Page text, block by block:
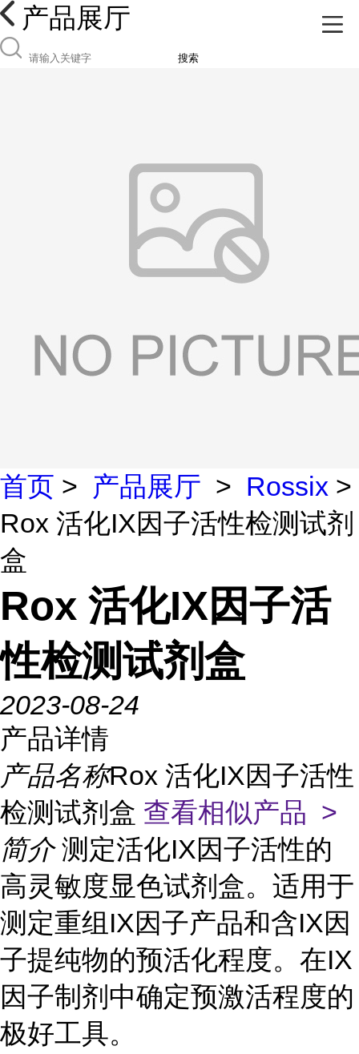
产品展厅
搜索
首页 > 产品展厅 > Rossix >
Rox 活化IX因子活性检测试剂
盒
Rox 活化IX因子活
性检测试剂盒
2023-08-24
产品详情
产品名称Rox 活化IX因子活性
检测试剂盒 查看相似产品 >
简介 测定活化IX因子活性的
高灵敏度显色试剂盒。适用于
测定重组IX因子产品和含IX因
子提纯物的预活化程度。在IX
因子制剂中确定预激活程度的
极好工具。